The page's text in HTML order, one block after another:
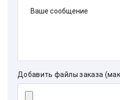
Ваше сообщение
Добавить файлы заказа